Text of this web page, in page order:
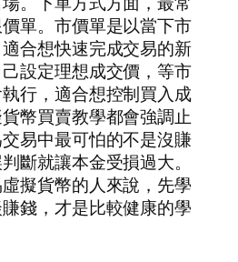
單。市價單是以當下市
合想快速完成交易的新
設定理想成交價，等市
行，適合想控制買入成
幣買賣教學都會強調止
易中最可怕的不是沒賺
斷就讓本金受損過大。
擬貨幣的人來說，先學
錢，才是比較健康的學